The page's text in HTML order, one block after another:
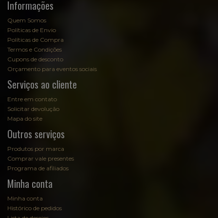
Informações
Quem Somos
Políticas de Envio
Políticas de Compra
Termos e Condições
Cupons de desconto
Orçamento para eventos sociais
Serviços ao cliente
Entre em contato
Solicitar devolução
Mapa do site
Outros serviços
Produtos por marca
Comprar vale presentes
Programa de afiliados
Minha conta
Minha conta
Histórico de pedidos